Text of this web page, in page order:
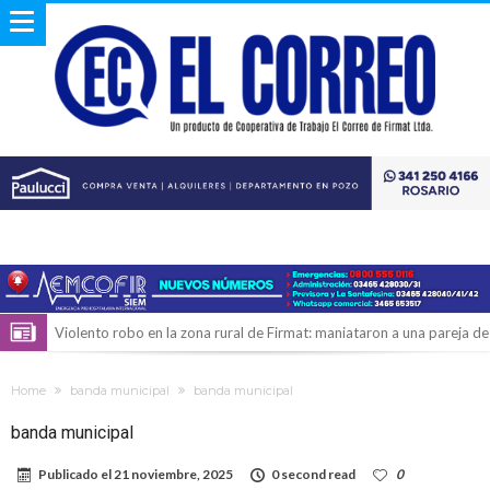
Violento robo en la zona rural de Firmat: maniataron a una pareja de
golosinas para agasajar a los niños en su día
Vuelve el básquet: este viernes arranca el Clausura con agenda
confirmada y planteles renovados
Güemes y Mariano Vera
Home banda municipal banda municipal
banda municipal
Publicado el 21 noviembre, 2025 0 second read 0